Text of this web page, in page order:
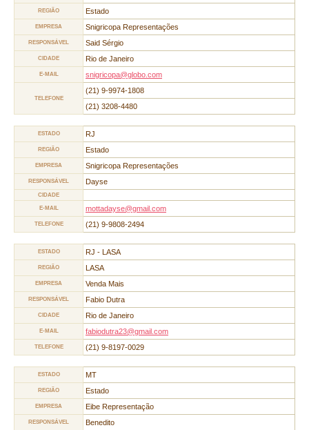
REGIÃO Estado
EMPRESA Snigricopa Representações
RESPONSÁVEL Said Sérgio
CIDADE Rio de Janeiro
E-MAIL snigricopa@globo.com
TELEFONE
(21) 9-9974-1808
(21) 3208-4480
ESTADO RJ
REGIÃO Estado
EMPRESA Snigricopa Representações
RESPONSÁVEL Dayse
CIDADE
E-MAIL mottadayse@gmail.com
TELEFONE (21) 9-9808-2494
ESTADO RJ - LASA
REGIÃO LASA
EMPRESA Venda Mais
RESPONSÁVEL Fabio Dutra
CIDADE Rio de Janeiro
E-MAIL fabiodutra23@gmail.com
TELEFONE (21) 9-8197-0029
ESTADO MT
REGIÃO Estado
EMPRESA Eibe Representação
RESPONSÁVEL Benedito